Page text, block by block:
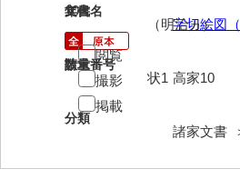
桂家文書（大阪市）
門井家文書
金津家文書
10
文書名
字切絵図
請求番号
高家10
分類
諸家文書
年代
（明治ヵ）
数量
状1
閲覧
撮影
掲載